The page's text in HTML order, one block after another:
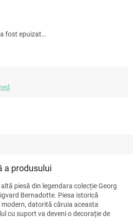
fost epuizat…
a produsului
piesă din legendara colecție Georg
Bernadotte. Piesa istorică
datorită căruia aceasta
cu suport va deveni o decorație de